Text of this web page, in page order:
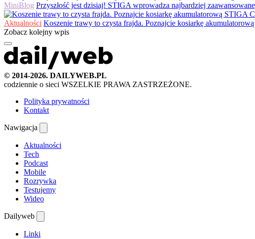
MiniBlog Przyszłość jest dzisiaj! STIGA wprowadza najbardziej
Aktualności Koszenie trawy to czysta frajda. Poznajcie kosiarkę
Zobacz kolejny wpis
© 2014-2026. DAILYWEB.PL
codziennie o sieci WSZELKIE PRAWA ZASTRZEŻONE.
Polityka prywatności
Kontakt
Nawigacja
Aktualności
Tech
Podcast
Mobile
Rozrywka
Testujemy
Wideo
Dailyweb
Linki